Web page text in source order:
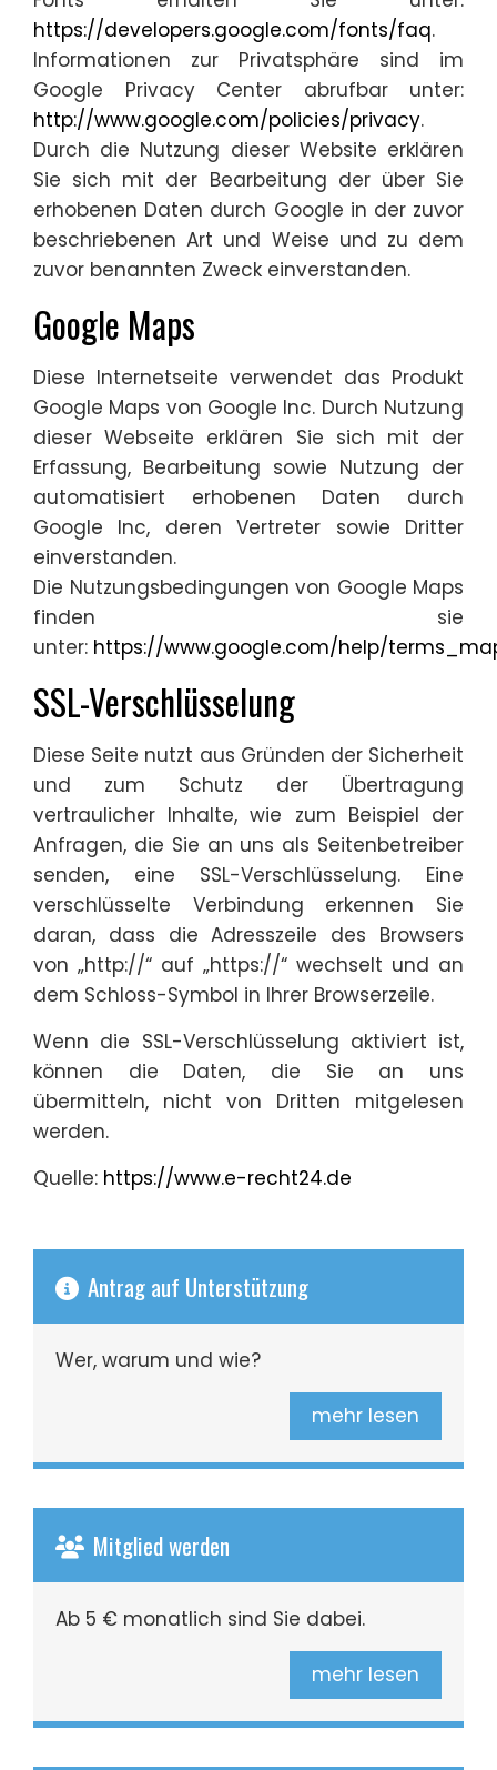
https://developers.google.com/fonts/faq.
Informationen zur Privatsphäre sind im
Google Privacy Center abrufbar unter:
http://www.google.com/policies/privacy.
Durch die Nutzung dieser Website erklären
Sie sich mit der Bearbeitung der über Sie
erhobenen Daten durch Google in der zuvor
beschriebenen Art und Weise und zu dem
zuvor benannten Zweck einverstanden.
Google Maps
Diese Internetseite verwendet das Produkt
Google Maps von Google Inc. Durch Nutzung
dieser Webseite erklären Sie sich mit der
Erfassung, Bearbeitung sowie Nutzung der
automatisiert erhobenen Daten durch
Google Inc, deren Vertreter sowie Dritter
einverstanden.
Die Nutzungsbedingungen von Google Maps
finden sie
unter: https://www.google.com/help/
SSL-Verschlüsselung
Diese Seite nutzt aus Gründen der Sicherheit
und zum Schutz der Übertragung
vertraulicher Inhalte, wie zum Beispiel der
Anfragen, die Sie an uns als Seitenbetreiber
senden, eine SSL-Verschlüsselung. Eine
verschlüsselte Verbindung erkennen Sie
daran, dass die Adresszeile des Browsers
von „http://“ auf „https://“ wechselt und an
dem Schloss-Symbol in Ihrer Browserzeile.
Wenn die SSL-Verschlüsselung aktiviert ist,
können die Daten, die Sie an uns
übermitteln, nicht von Dritten mitgelesen
werden.
Quelle: https://www.e-recht24.de
Antrag auf Unterstützung
Wer, warum und wie?
mehr lesen
Mitglied werden
Ab 5 € monatlich sind Sie dabei.
mehr lesen